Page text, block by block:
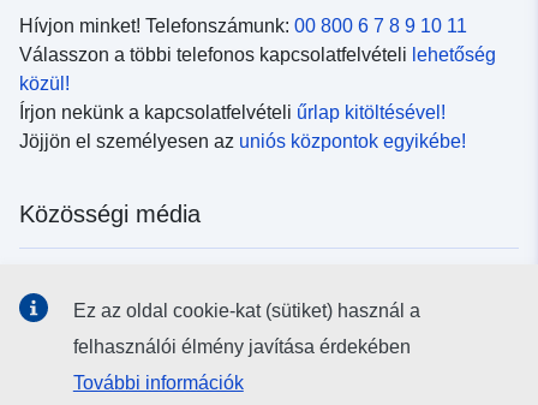
Hívjon minket! Telefonszámunk: 00 800 6 7 8 9 10 11
Válasszon a többi telefonos kapcsolatfelvételi lehetőség
közül!
Írjon nekünk a kapcsolatfelvételi űrlap kitöltésével!
Jöjjön el személyesen az uniós központok egyikébe!
Közösségi média
Uniós intézmények és szervek
Ez az oldal cookie-kat (sütiket) használ a
felhasználói élmény javítása érdekében
További információk